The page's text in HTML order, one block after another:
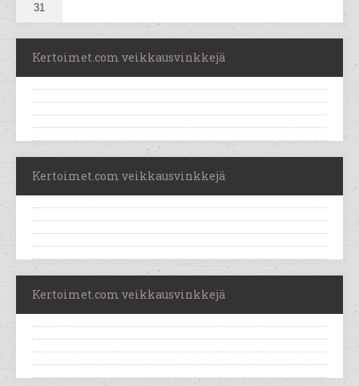
31
Kertoimet.com veikkausvinkkejä
Kertoimet.com veikkausvinkkejä
Kertoimet.com veikkausvinkkejä